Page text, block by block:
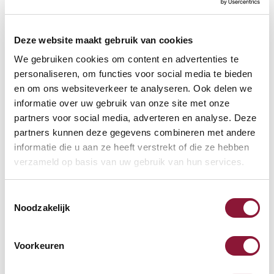
Deze website maakt gebruik van cookies
We gebruiken cookies om content en advertenties te
personaliseren, om functies voor social media te bieden
en om ons websiteverkeer te analyseren. Ook delen we
informatie over uw gebruik van onze site met onze
partners voor social media, adverteren en analyse. Deze
partners kunnen deze gegevens combineren met andere
informatie die u aan ze heeft verstrekt of die ze hebben
verzameld op basis van uw gebruik van hun services.
Noodzakelijk
Voorkeuren
ErgoDesk Pro-2 Elektrisch
807,68
incl. BTW
ErgoDesk App 2 Elektrisch
bureau onderstel wit
ErgoDesk App 1 Elektrisch
Bureau Onderstel Zwart